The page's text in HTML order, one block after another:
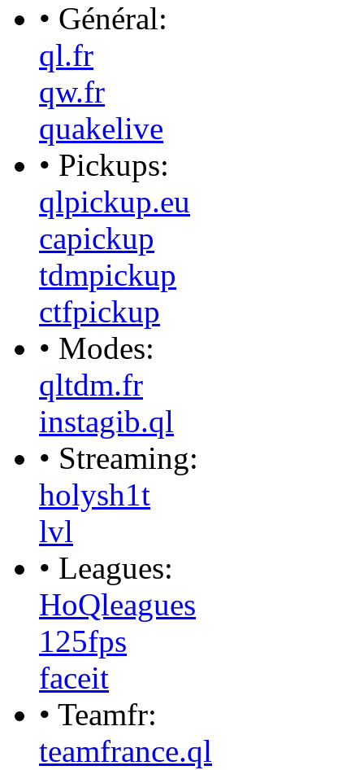
• Général:
ql.fr
qw.fr
quakelive
• Pickups:
qlpickup.eu
capickup
tdmpickup
ctfpickup
• Modes:
qltdm.fr
instagib.ql
• Streaming:
holysh1t
lvl
• Leagues:
HoQleagues
125fps
faceit
• Teamfr:
teamfrance.ql